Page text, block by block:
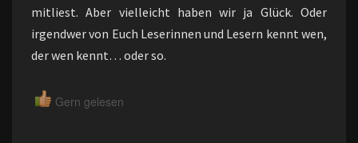
mitliest. Aber vielleicht haben wir ja Glück. Oder
irgendwer von Euch Leserinnen und Lesern kennt wen,
der wen kennt… oder so.
Gern gelesen